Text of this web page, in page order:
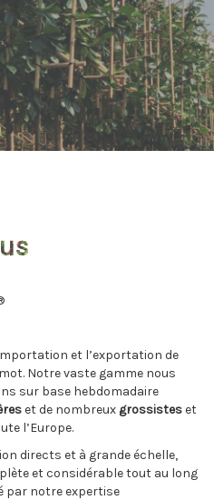
et l’exportation de
Notre vaste gamme nous
sur base hebdomadaire
et de nombreux grossisteset
l’Europe.
directs et à grande échelle,
et considérable tout au long
par notre expertise